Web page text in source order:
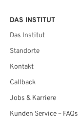
DAS INSTITUT
Das Institut
Standorte
Kontakt
Callback
Jobs & Karriere
Kunden Service – FAQs